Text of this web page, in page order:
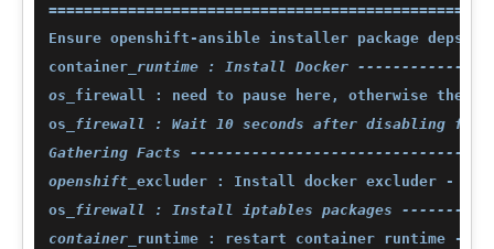
Ensure openshift-ansible installer
container_runtime : Install Docker
os_ firewall : need to pause here,
os _firewall : Wait 10 seconds after
Gathering Facts
openshift_ excluder : Install docker
os _firewall : Install iptables packages
container_ runtime : restart container